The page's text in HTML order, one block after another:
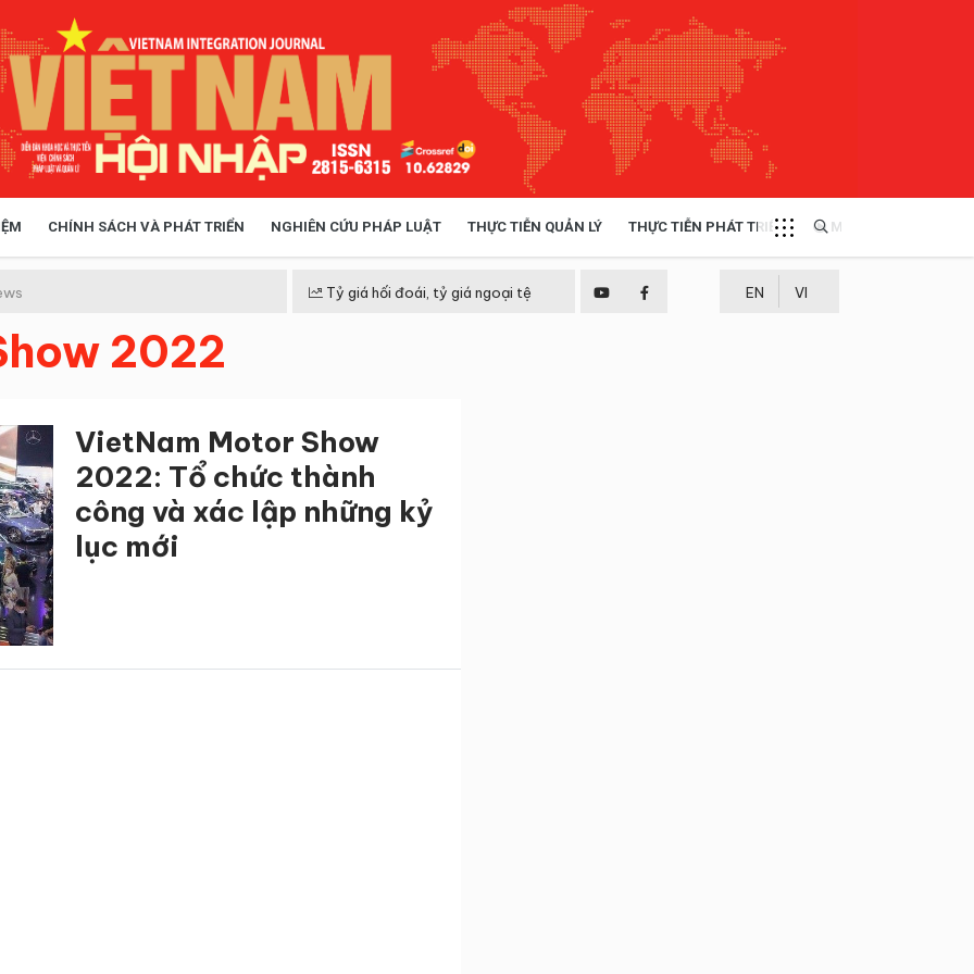
CHÍNH SÁCH VÀ PHÁT TRIỂN NGHIÊN CỨU PHÁP LUẬT THỰC TIỄN QUẢN LÝ THỰC TIỄN PHÁT TRIỂN MULTIMEDIA
Tỷ giá hối đoái, tỷ giá ngoại tệ EN VI
2022
VietNam Motor Show
2022: Tổ chức thành
công và xác lập những kỷ
lục mới